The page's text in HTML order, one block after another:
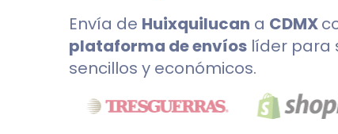
Envía de Huixquilucan a CDMX
plataforma de envíos líder para
sencillos y económicos.